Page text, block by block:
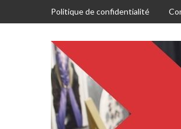
Politique de confidentialité